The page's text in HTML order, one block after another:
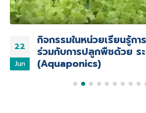
22
Jun
กิจกรรมในหน่วยเรียนรู้กา
ร่วมกับการปลูกพืชด้วย ร
(Aquaponics)